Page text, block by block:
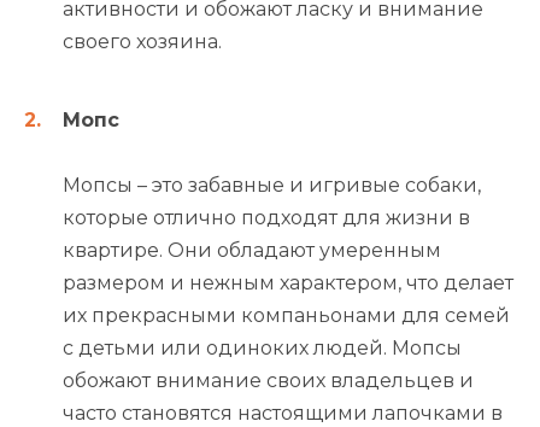
активности и обожают ласку и внимание
своего хозяина.
Мопс
Мопсы – это забавные и игривые собаки,
которые отлично подходят для жизни в
квартире. Они обладают умеренным
размером и нежным характером, что делает
их прекрасными компаньонами для семей
с детьми или одиноких людей. Мопсы
обожают внимание своих владельцев и
часто становятся настоящими лапочками в